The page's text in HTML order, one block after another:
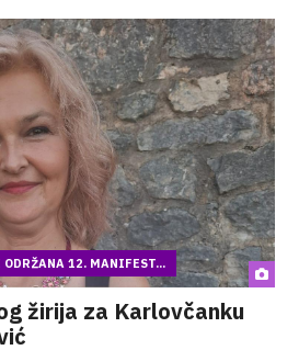
12. MANIFEST...
žirija za Karlovčanku